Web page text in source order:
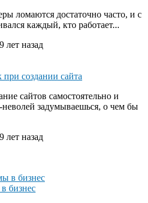
ломаются достаточно часто, и с
каждый, кто работает...
лет назад
создании сайта
сайтов самостоятельно и
неволей задумываешься, о чем бы
лет назад
бизнес